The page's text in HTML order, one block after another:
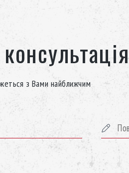
з Вами найближчим